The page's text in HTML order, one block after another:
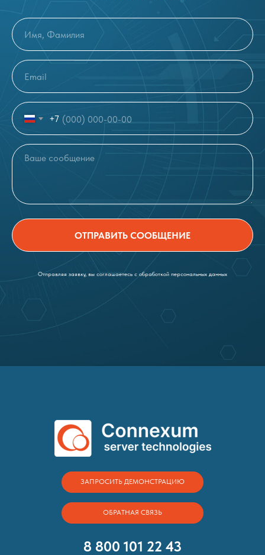
+7
ОТПРАВИТЬ СООБЩЕНИЕ
Отправляя заявку, вы соглашаетесь с обработкой персональных данных
8 800 101 22 43
ЗАПРОСИТЬ ДЕМОНСТРАЦИЮ
ОБРАТНАЯ СВЯЗЬ